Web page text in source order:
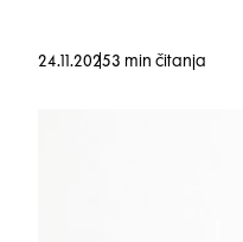
24.11.20253 min čitanja